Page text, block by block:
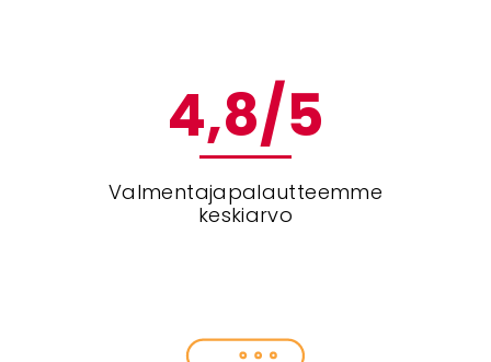
4,8/5
Valmentajapalautteemme
keskiarvo